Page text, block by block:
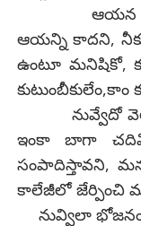
ఆయన ఒక్క
ఆయన్ని కాదని,
ఉంటూ మనిషికో,
కుటుంబీకులేం,కాం
నువ్వేదో వెలగ
ఇంకా బాగా
సంపాదిస్తావని,
కాలేజీలో జేర్పించి
నువ్విలా